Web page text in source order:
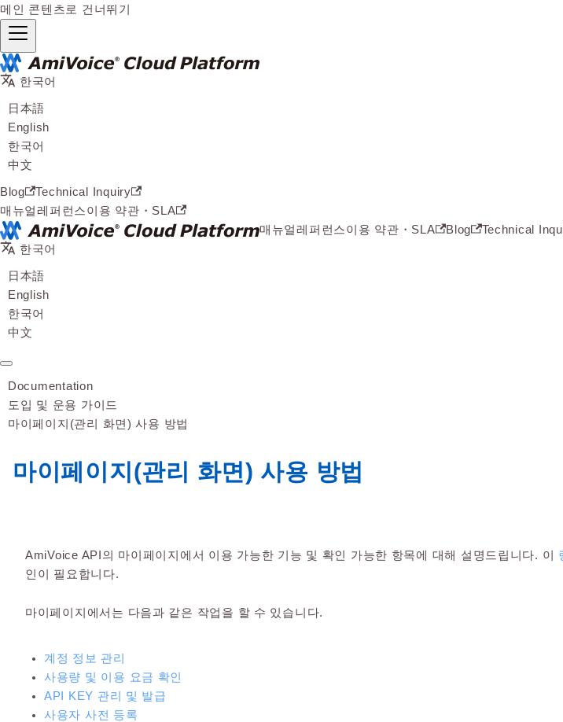
메인 콘텐츠로 건너뛰기
한국어
日本語
English
한국어
中文
Blog
Technical Inquiry
매뉴얼레퍼런스이용 약관・SLA
매뉴얼레퍼런스이용 약관・SLA Blog
Technical
한국어
日本語
English
한국어
中文
Documentation
도입 및 운용 가이드
마이페이지(관리 화면) 사용 방법
마이페이지(관리 화면) 사용 방법
AmiVoice API의 마이페이지에서 이용 가능한 기능 및 확인 가능한 항목에 대해 설명드립니다. 이
인이 필요합니다.
마이페이지에서는 다음과 같은 작업을 할 수 있습니다.
계정 정보 관리
사용량 및 이용 요금 확인
API KEY 관리 및 발급
사용자 사전 등록